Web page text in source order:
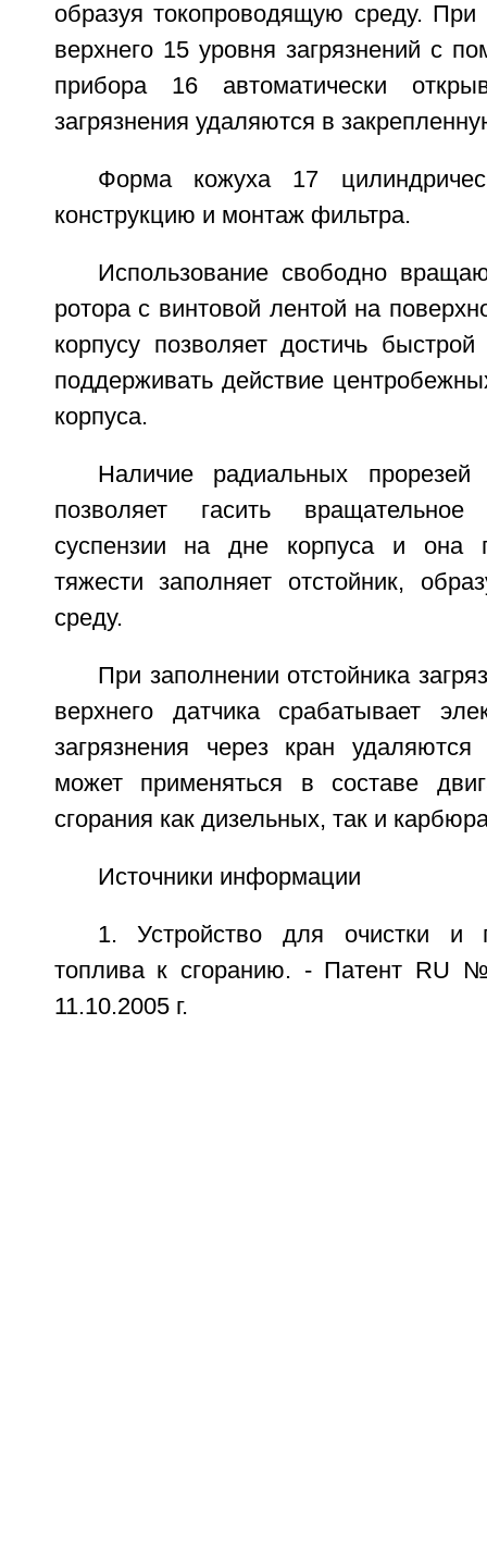
образуя токопроводящую среду. При
верхнего 15 уровня загрязнений с
прибора 16 автоматически
загрязнения удаляются в
Форма кожуха 17
конструкцию и монтаж фильтра.
Использование свободно
ротора с винтовой лентой на
корпусу позволяет достичь
поддерживать действие
корпуса.
Наличие радиальных
позволяет гасить
суспензии на дне корпуса и она
тяжести заполняет отстойник,
среду.
При заполнении отстойника
верхнего датчика срабатывает
загрязнения через кран удаляются
может применяться в составе
сгорания как дизельных, так и
Источники информации
1. Устройство для очистки и
топлива к сгоранию. - Патент RU
11.10.2005 г.